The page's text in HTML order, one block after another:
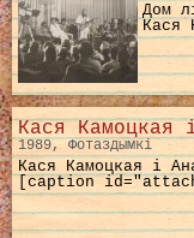
Дом
Кася
Кася Камоцкая
1989, Фотаздымкі
Кася Камоцкая і
[caption